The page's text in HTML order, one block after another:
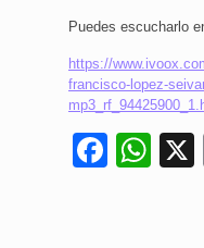
Puedes escucharlo
https://
francisco-lopez-